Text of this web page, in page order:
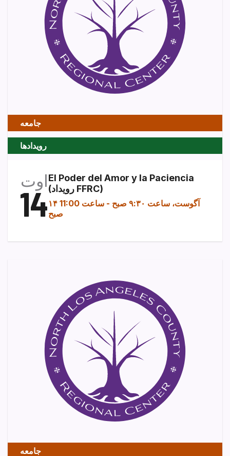
جامعه
رویدادها
اوت
14
El Poder del Amor y la Paciencia
(رویداد FFRC)
۱۴ آگوست، ساعت ۹:۳۰ صبح -
ساعت 11:00
صبح
جامعه